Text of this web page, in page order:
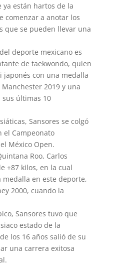
están hartos de la
comenzar a anotar los
que se pueden llevar una
deporte mexicano es
de taekwondo, quien
con una medalla
2019 y una
sus últimas 10
Sansores se colgó
el Campeonato
México Open.
Roo, Carlos
+87 kilos, en la cual
en este deporte,
2000, cuando la
Sansores tuvo que
estado de la
los 16 años salió de su
una carrera exitosa